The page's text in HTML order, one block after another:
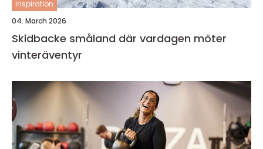
inspiration
04. March 2026
Skidbacke småland där vardagen möter
vinteräventyr